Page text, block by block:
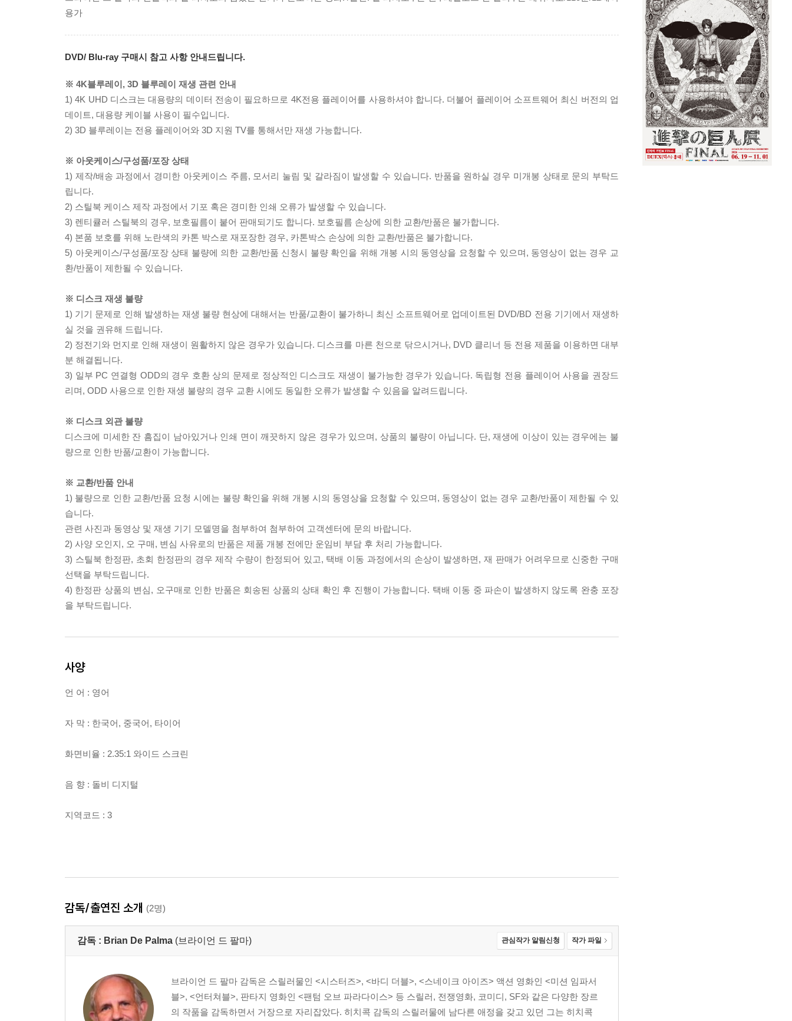
용가
DVD/ Blu-ray 구매시 참고 사항 안내드립니다.
※ 4K블루레이, 3D 블루레이 재생 관련 안내
1) 4K UHD 디스크는 대용량의 데이터 전송이 필요하므로 4K전용 플레이어를 사용하셔야 합니다. 더불어 플레이어 소프트웨어 최신 버전의 업
데이트, 대용량 케이블 사용이 필수입니다.
2) 3D 블루레이는 전용 플레이어와 3D 지원 TV를 통해서만 재생 가능합니다.
※ 아웃케이스/구성품/포장 상태
1) 제작/배송 과정에서 경미한 아웃케이스 주름, 모서리 눌림 및 갈라짐이 발생할 수 있습니다. 반품을 원하실 경우 미개봉 상태로 문의 부탁드
립니다.
2) 스틸북 케이스 제작 과정에서 기포 혹은 경미한 인쇄 오류가 발생할 수 있습니다.
3) 렌티큘러 스틸북의 경우, 보호필름이 붙어 판매되기도 합니다. 보호필름 손상에 의한 교환/반품은 불가합니다.
4) 본품 보호를 위해 노란색의 카톤 박스로 재포장한 경우, 카톤박스 손상에 의한 교환/반품은 불가합니다.
5) 아웃케이스/구성품/포장 상태 불량에 의한 교환/반품 신청시 불량 확인을 위해 개봉 시의 동영상을 요청할 수 있으며, 동영상이 없는 경우 교
환/반품이 제한될 수 있습니다.
※ 디스크 재생 불량
1) 기기 문제로 인해 발생하는 재생 불량 현상에 대해서는 반품/교환이 불가하니 최신 소프트웨어로 업데이트된 DVD/BD 전용 기기에서 재생하
실 것을 권유해 드립니다.
2) 정전기와 먼지로 인해 재생이 원활하지 않은 경우가 있습니다. 디스크를 마른 천으로 닦으시거나, DVD 클리너 등 전용 제품을 이용하면 대부
분 해결됩니다.
3) 일부 PC 연결형 ODD의 경우 호환 상의 문제로 정상적인 디스크도 재생이 불가능한 경우가 있습니다. 독립형 전용 플레이어 사용을 권장드
리며, ODD 사용으로 인한 재생 불량의 경우 교환 시에도 동일한 오류가 발생할 수 있음을 알려드립니다.
※ 디스크 외관 불량
디스크에 미세한 잔 흠집이 남아있거나 인쇄 면이 깨끗하지 않은 경우가 있으며, 상품의 불량이 아닙니다. 단, 재생에 이상이 있는 경우에는 불
량으로 인한 반품/교환이 가능합니다.
※ 교환/반품 안내
1) 불량으로 인한 교환/반품 요청 시에는 불량 확인을 위해 개봉 시의 동영상을 요청할 수 있으며, 동영상이 없는 경우 교환/반품이 제한될 수 있
습니다.
관련 사진과 동영상 및 재생 기기 모델명을 첨부하여 첨부하여 고객센터에 문의 바랍니다.
2) 사양 오인지, 오 구매, 변심 사유로의 반품은 제품 개봉 전에만 운임비 부담 후 처리 가능합니다.
3) 스틸북 한정판, 초회 한정판의 경우 제작 수량이 한정되어 있고, 택배 이동 과정에서의 손상이 발생하면, 재 판매가 어려우므로 신중한 구매
선택을 부탁드립니다.
4) 한정판 상품의 변심, 오구매로 인한 반품은 회송된 상품의 상태 확인 후 진행이 가능합니다. 택배 이동 중 파손이 발생하지 않도록 완충 포장
을 부탁드립니다.
사양
언 어 : 영어
자 막 : 한국어, 중국어, 타이어
화면비율 : 2.35:1 와이드 스크린
음 향 : 돌비 디지털
지역코드 : 3
감독/출연진 소개 (2명)
감독 : Brian De Palma (브라이언 드 팔마) 관심작가 알림신청 작가 파일
브라이언 드 팔마 감독은 스릴러물인 <시스터즈>, <바디 더블>, <스네이크 아이즈> 액션 영화인 <미션 임파서
블>, <언터쳐블>, 판타지 영화인 <팬텀 오브 파라다이스> 등 스릴러, 전쟁영화, 코미디, SF와 같은 다양한 장르
의 작품을 감독하면서 거장으로 자리잡았다. 히치콕 감독의 스릴러물에 남다른 애정을 갖고 있던 그는 히치콕